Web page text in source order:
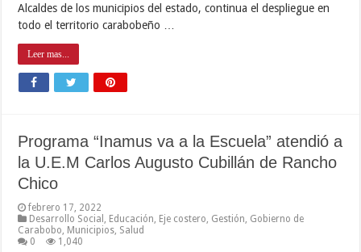
Alcaldes de los municipios del estado, continua el despliegue en
todo el territorio carabobeño …
Leer mas...
Programa “Inamus va a la Escuela” atendió a
la U.E.M Carlos Augusto Cubillán de Rancho
Chico
febrero 17, 2022
Desarrollo Social
Educación Eje costero Gestión Gobierno de
Carabobo Municipios Salud
0
1,040